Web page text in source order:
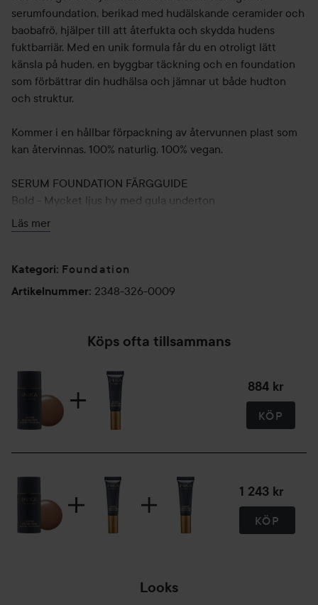
serumfoundation, berikad med hudälskande ceramider och
baobafrö, hjälper till att återfukta och skydda hudens
fuktbarriär. Med en unik formula får du en otroligt lätt
känsla på huden, en byggbar täckning och en foundation
som förbättrar din hudhälsa och jämnar ut både hudton
och struktur.
Kommer i en hållbar förpackning av återvunnen plast som
kan återvinnas. 100% naturlig, 100% vegan.
SERUM FOUNDATION FÄRGGUIDE
Bold - Mycket ljus hy med gula underton
Brilliant - Ljus hy med neutral/varm underton
Daring - Ljus hy med gula underton
Gratitude - Medium hy med rosa underton
Nourish - Medium hy med gyllene underton
Spirited - Mörk hy med neutrala underton
Vivid - Mörk hy med varm underton
Applicera lätt med fingertopparna eller INIKAs Foundation
Brush/Flat Top Kabuki Brush och bygg gradvis upp önskad
Läs mer
Kategori: Foundation
Artikelnummer: 2348-326-0009
Köps ofta tillsammans
884 kr
KÖP
1 243 kr
KÖP
Looks